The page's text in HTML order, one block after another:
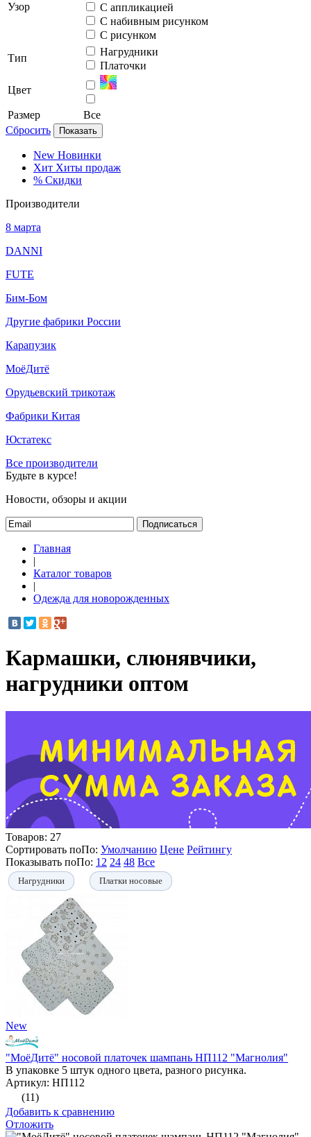
Узор
С аппликацией
С набивным рисунком
С рисунком
Тип
Нагрудники
Платочки
Цвет
Размер
Все
Сбросить
Показать
New Новинки
Хит Хиты продаж
% Скидки
Производители
8 марта
DANNI
FUTE
Бим-Бом
Другие фабрики России
Карапузик
МоёДитё
Орудьевский трикотаж
Фабрики Китая
Юстатекс
Все производители
Будьте в курсе!
Новости, обзоры и акции
Подписаться
Главная
|
Каталог товаров
|
Одежда для новорожденных
Кармашки, слюнявчики,
нагрудники оптом
Товаров: 27
Сортировать поПо: Умолчанию Цене Рейтингу
Показывать поПо: 12 24 48 Все
Нагрудники Платки носовые
New
"МоёДитё" носовой платочек шампань НП112 "Магнолия"
В упаковке 5 штук одного цвета, разного рисунка.
Артикул: НП112
(11)
Добавить к сравнению
Отложить